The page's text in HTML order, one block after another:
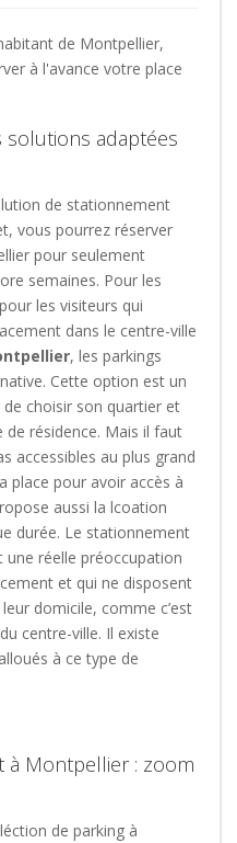
de Montpellier,
à l'avance votre place
solutions adaptées
de stationnement
vous pourrez réserver
pour seulement
semaines. Pour les
our les visiteurs qui
dans le centre-ville
, les parkings
Cette option est un
choisir son quartier et
de résidence. Mais il faut
accessibles au plus grand
place pour avoir accès à
aussi la lcoation
durée. Le stationnement
réelle préoccupation
et qui ne disposent
domicile, comme c’est
centre-ville. Il existe
à ce type de
à Montpellier : zoom
de parking à